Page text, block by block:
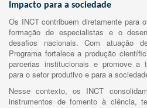
Impacto para a sociedade
Os INCT contribuem diretamente para
formação de especialistas e o
desafios nacionais. Com atuação
Programa fortalece a produção
parcerias institucionais e promove a
para o setor produtivo e para a
Nesse contexto, os INCT
instrumentos de fomento à ciência,